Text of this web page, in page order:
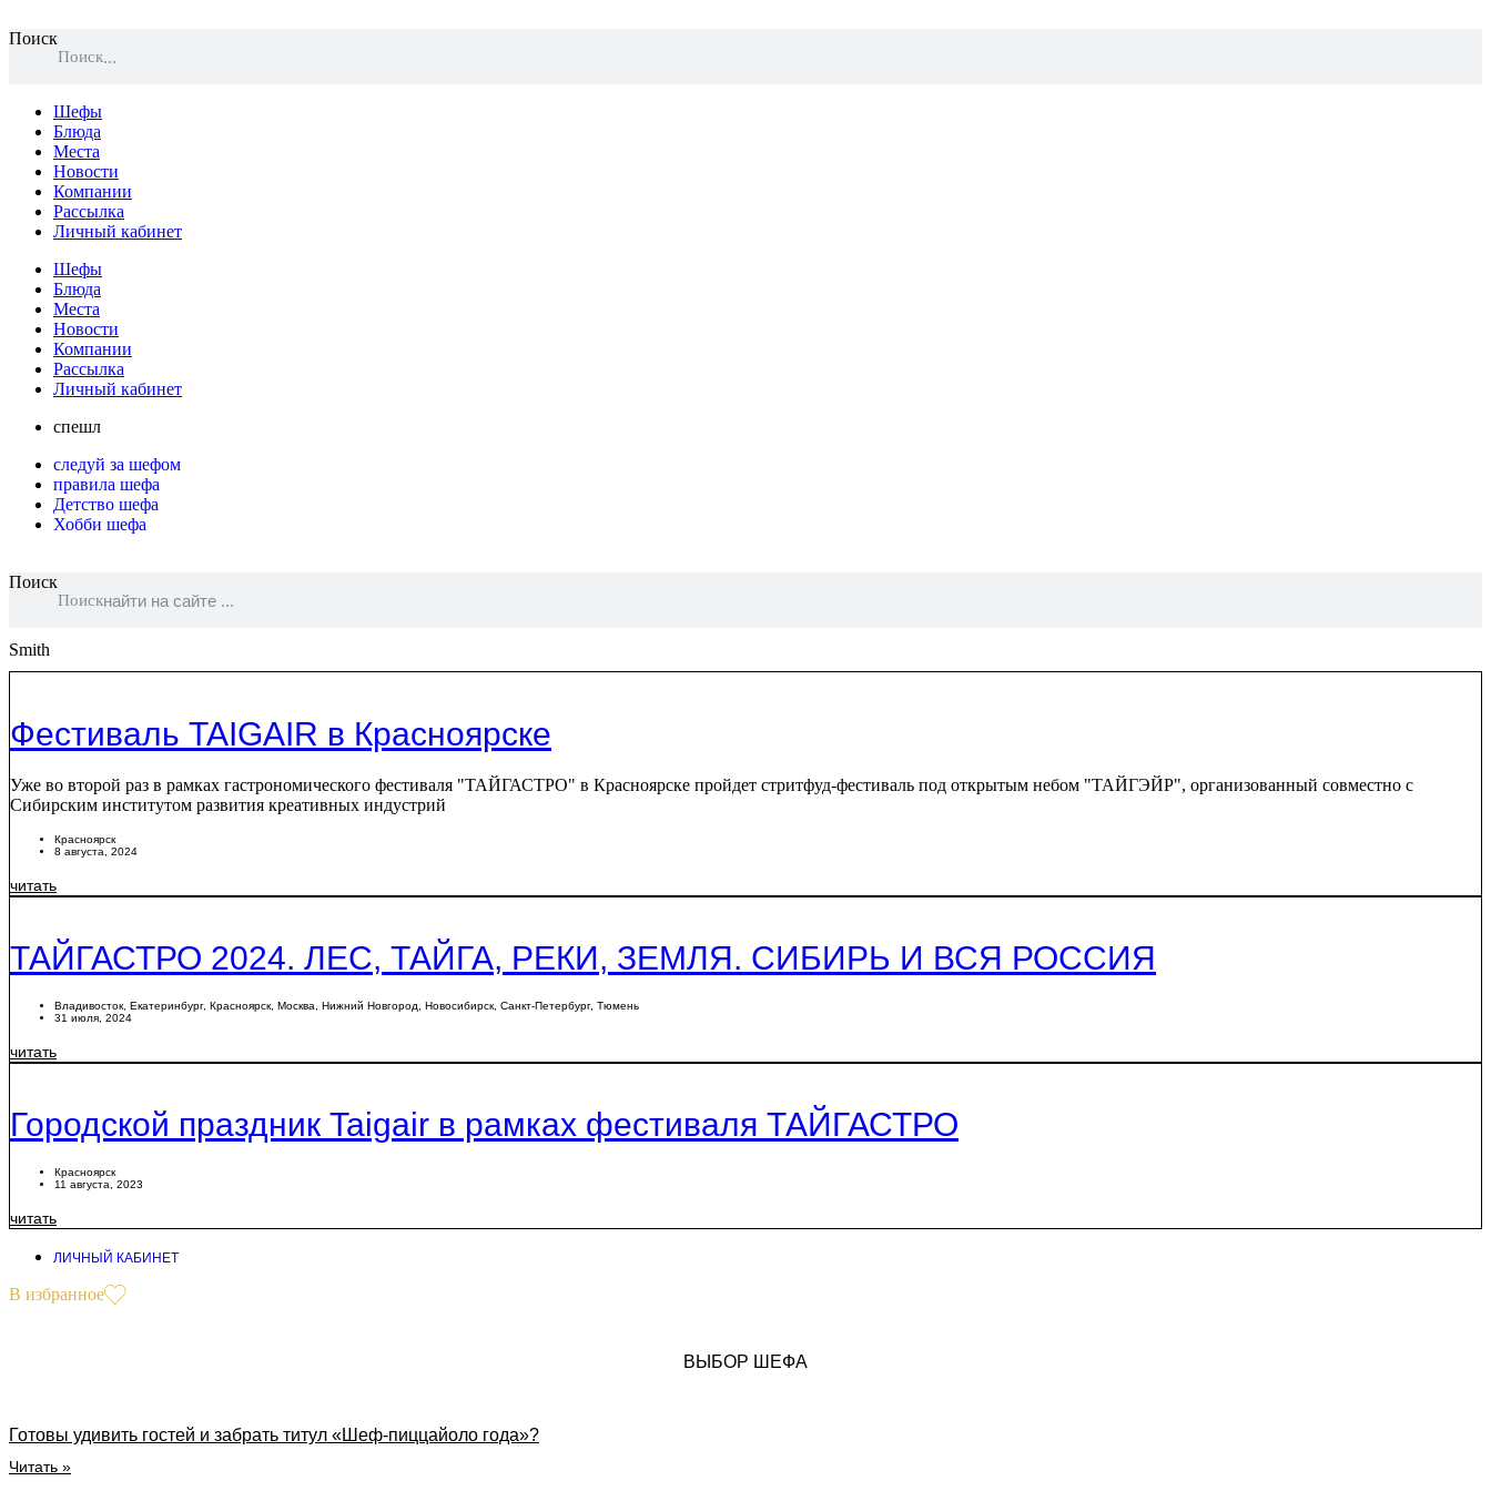
Поиск
Поиск
Шефы
Блюда
Места
Новости
Компании
Рассылка
Личный кабинет
Шефы
Блюда
Места
Новости
Компании
Рассылка
Личный кабинет
спешл
следуй за шефом
правила шефа
Детство шефа
Хобби шефа
Поиск
Поиск
Smith
Фестиваль TAIGAIR в Красноярске
Уже во второй раз в рамках гастрономического фестиваля "ТАЙГАСТРО" в Красноярске пройдет стритфуд-фестиваль под открытым небом "ТАЙГЭЙР", организованный совместно с
Сибирским институтом развития креативных индустрий
Красноярск
8 августа, 2024
читать
ТАЙГАСТРО 2024. ЛЕС, ТАЙГА, РЕКИ, ЗЕМЛЯ. СИБИРЬ И ВСЯ РОССИЯ
Владивосток Екатеринбург, Красноярск Москва Нижний Новгород Новосибирск Санкт-Петербург, Тюмень
31 июля, 2024
читать
Городской праздник Taigair в рамках фестиваля ТАЙГАСТРО
Красноярск
11 августа, 2023
читать
ЛИЧНЫЙ КАБИНЕТ
В избранное
ВЫБОР ШЕФА
Готовы удивить гостей и забрать титул «Шеф-пиццайоло года»?
Читать »